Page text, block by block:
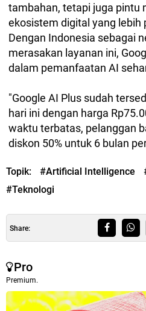
tambahan, tetapi juga pintu
ekosistem digital yang lebih
Dengan Indonesia sebagai
merasakan layanan ini,
dalam pemanfaatan AI
"Google AI Plus sudah
hari ini dengan harga
waktu terbatas, pelanggan
diskon 50% untuk 6 bulan
Topik: #Artificial Intelligence
#Teknologi
Share:
Pro
Premium.